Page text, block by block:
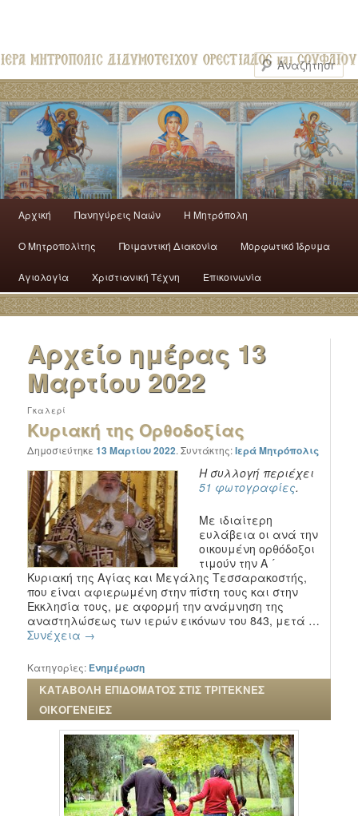
Αρχική Πανηγύρεις Ναών H Mητρόπολη
Ο Mητροπολίτης Ποιμαντική Διακονία Μορφωτικό Ίδρυμα
Αγιολογία Χριστιανική Τέχνη Επικοινωνία
Αρχείο ημέρας 13
Μαρτίου 2022
Κυριακή της Ορθοδοξίας
Γκαλερί
Δημοσιεύτηκε13 Μαρτίου 2022.Συντάκτης:Ιερά Μητρόπολις
Η συλλογή περιέχει
51 φωτογραφίες.
Με ιδιαίτερη
ευλάβεια οι ανά την
οικουμένη ορθόδοξοι
τιμούν την Α ´
Κυριακή της Αγίας και Μεγάλης Τεσσαρακοστής,
που είναι αφιερωμένη στην πίστη τους και στην
Εκκλησία τους, με αφορμή την ανάμνηση της
αναστηλώσεως των ιερών εικόνων του 843, μετά …
Συνέχεια →
Κατηγορίες: Ενημέρωση
ΚΑΤΑΒΟΛΗ ΕΠΙΔΟΜΑΤΟΣ ΣΤΙΣ ΤΡΙΤΕΚΝΕΣ
ΟΙΚΟΓΕΝΕΙΕΣ